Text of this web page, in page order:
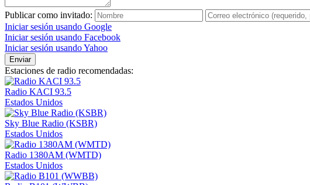
Publicar como invitado:
Iniciar sesión usando Google
Iniciar sesión usando Facebook
Iniciar sesión usando Yahoo
Enviar
Estaciones de radio recomendadas:
Radio KACI 93.5
Estados Unidos
Sky Blue Radio (KSBR)
Estados Unidos
Radio 1380AM (WMTD)
Estados Unidos